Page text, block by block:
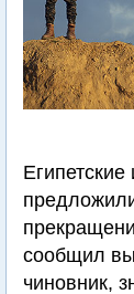
Египетские
сообщил
чиновник,